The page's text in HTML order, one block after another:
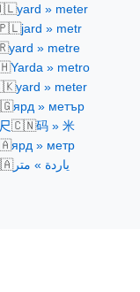
yard » meter
jard » metr
yard » metre
Yarda » metro
yard » meter
ярд » метър
🇨🇳码 » 米
ярд » метр
ياردة » متر